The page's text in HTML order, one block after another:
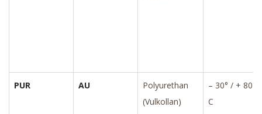
PUR AU
Polyurethan
(Vulkollan)
– 30° / + 80°
C